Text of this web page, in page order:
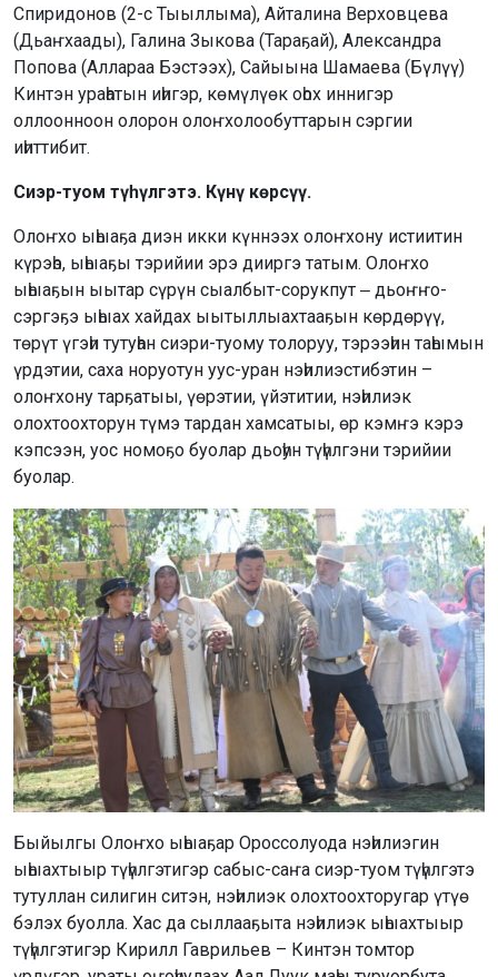
Спиридонов (2-с Тыыллыма), Айталина Верховцева
(Дьаҥхаады), Галина Зыкова (Тараҕай), Александра
Попова (Аллараа Бэстээх), Сайыына Шамаева (Бүлүү)
Кинтэн ураһатын иһигэр, көмүлүөк оһох иннигэр
оллоонноон олорон олоҥхолообуттарын сэргии
иһиттибит.
Сиэр-туом түһүлгэтэ. Күнү көрсүү.
Олоҥхо ыһыаҕа диэн икки күннээх олоҥхону истиитин
күрэһэ, ыһыаҕы тэрийии эрэ дииргэ татым. Олоҥхо
ыһыаҕын ыытар сүрүн сыалбыт-сорукпут ‒ дьоҥҥо-
сэргэҕэ ыһыах хайдах ыытыллыахтааҕын көрдөрүү,
төрүт үгэһи тутуһан сиэри-туому толоруу, тэрээһин таһымын
үрдэтии, саха норуотун уус-уран нэһилиэстибэтин –
олоҥхону тарҕатыы, үөрэтии, үйэтитии, нэһилиэк
олохтоохторун түмэ тардан хамсатыы, өр кэмҥэ кэрэ
кэпсээн, уос номоҕо буолар дьоһун түһүлгэни тэрийии
буолар.
Быйылгы Олоҥхо ыһыаҕар Ороссолуода нэһилиэгин
ыһыахтыыр түһүлгэтигэр сабыс-саҥа сиэр-туом түһүлгэтэ
тутуллан силигин ситэн, нэһилиэк олохтоохторугар үтүө
бэлэх буолла. Хас да сыллааҕыта нэһилиэк ыһыахтыыр
түһүлгэтигэр Кирилл Гаврильев – Кинтэн томтор